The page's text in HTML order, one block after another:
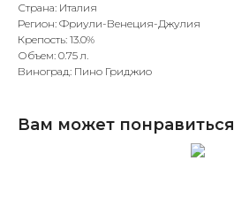
Страна: Италия
Регион: Фриули-Венеция-Джулия
Крепость: 13.0%
Объем: 0.75 л.
Виноград: Пино Гриджио
Вам может понравиться